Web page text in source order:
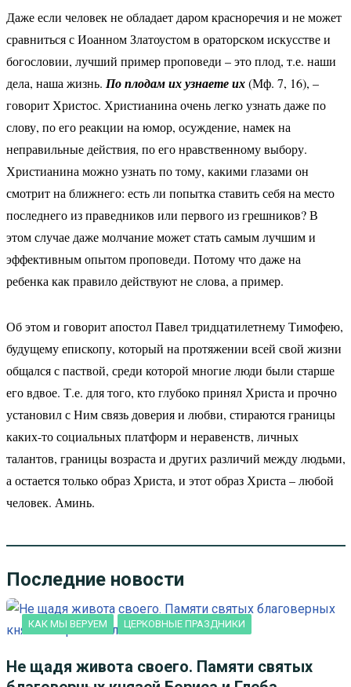
Даже если человек не обладает даром красноречия и не может
сравниться с Иоанном Златоустом в ораторском искусстве и
богословии, лучший пример проповеди – это плод, т.е. наши
дела, наша жизнь. По плодам их узнаете их(Мф. 7, 16), –
говорит Христос. Христианина очень легко узнать даже по
слову, по его реакции на юмор, осуждение, намек на
неправильные действия, по его нравственному выбору.
Христианина можно узнать по тому, какими глазами он
смотрит на ближнего: есть ли попытка ставить себя на место
последнего из праведников или первого из грешников? В
этом случае даже молчание может стать самым лучшим и
эффективным опытом проповеди. Потому что даже на
ребенка как правило действуют не слова, а пример.
Об этом и говорит апостол Павел тридцатилетнему Тимофею,
будущему епископу, который на протяжении всей свой жизни
общался с паствой, среди которой многие люди были старше
его вдвое. Т.е. для того, кто глубоко принял Христа и прочно
установил с Ним связь доверия и любви, стираются границы
каких-то социальных платформ и неравенств, личных
талантов, границы возраста и других различий между людьми,
а остается только образ Христа, и этот образ Христа – любой
человек. Аминь.
Последние новости
КАК МЫ ВЕРУЕМ ЦЕРКОВНЫЕ ПРАЗДНИКИ
Не щадя живота своего. Памяти святых